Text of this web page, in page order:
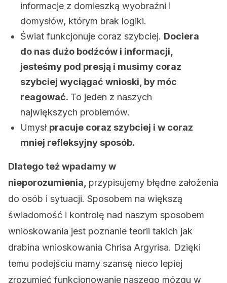
informacje z domieszką wyobraźni i
domysłów, którym brak logiki.
Świat funkcjonuje coraz szybciej. Dociera
do nas dużo bodźców i informacji,
jesteśmy pod presją i musimy coraz
szybciej wyciągać wnioski, by móc
reagować. To jeden z naszych
największych problemów.
Umysł pracuje coraz szybciej i w coraz
mniej refleksyjny sposób.
Dlatego też wpadamy w
nieporozumienia, przypisujemy błędne założenia
do osób i sytuacji. Sposobem na większą
świadomość i kontrolę nad naszym sposobem
wnioskowania jest poznanie teorii takich jak
drabina wnioskowania Chrisa Argyrisa. Dzięki
temu podejściu mamy szansę nieco lepiej
zrozumieć funkcjonowanie naszego mózgu w